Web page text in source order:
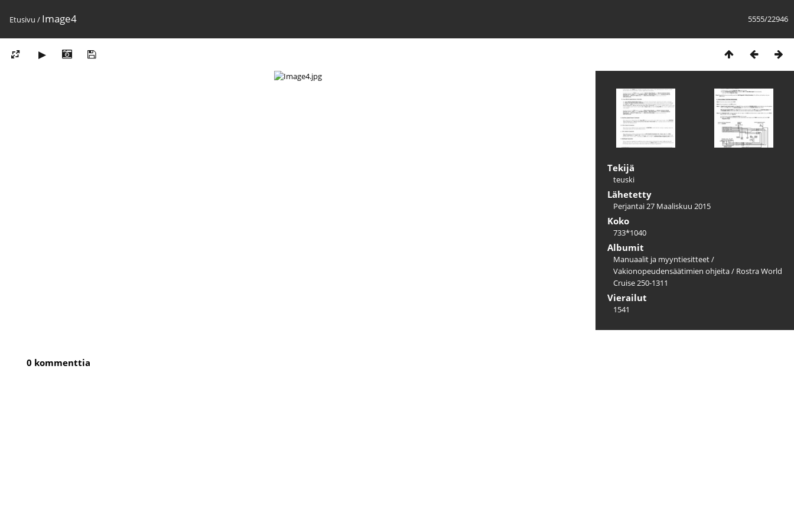
5555/22946
Etusivu / Image4
Tekijä
teuski
Lähetetty
Perjantai 27 Maaliskuu 2015
Koko
733*1040
Albumit
Manuaalit ja myyntiesitteet/
Vakionopeudensäätimien ohjeita/ Rostra World
Cruise 250-1311
Vierailut
1541
0 kommenttia